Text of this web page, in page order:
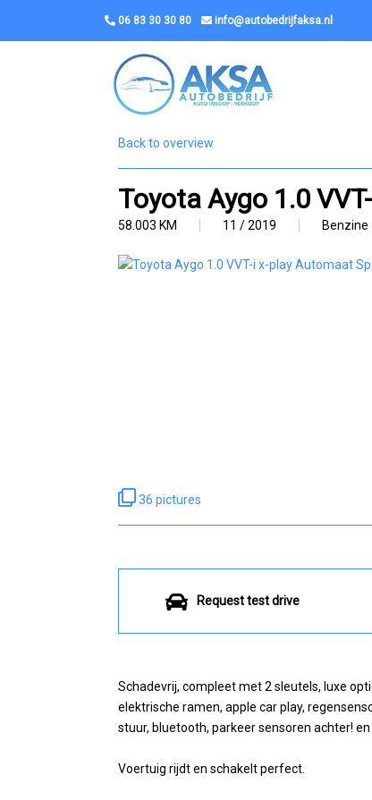
06 83 30 30 80 info@autobedrijfaksa.nl
Back to overview
Toyota Aygo 1.0
58.003 KM 11 / 2019 Benzine
36 pictures
Request test drive
Schadevrij, compleet met 2 sleutels, luxe
elektrische ramen, apple car play,
stuur, bluetooth, parkeer sensoren achter! en
Voertuig rijdt en schakelt perfect.